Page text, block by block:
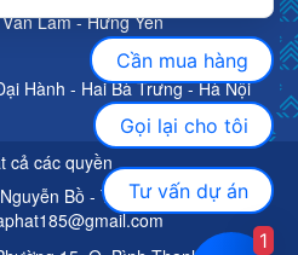
Lâm - Hưng Yên
Hành - Hai Bà Trưng - Hà Nội
cả các quyền
Bồ - TP Hà Nội
Cần mua hàng
Gọi lại cho tôi
Tư vấn dự án
1